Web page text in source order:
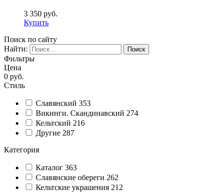
3 350 руб.
Купить
Поиск по сайту
Найти:
Фильтры
Цена
0 руб.
Стиль
Славянский 353
Викинги. Скандинавский 274
Кельтский 216
Другие 287
Категория
Каталог 363
Славянские обереги 262
Кельтские украшения 212